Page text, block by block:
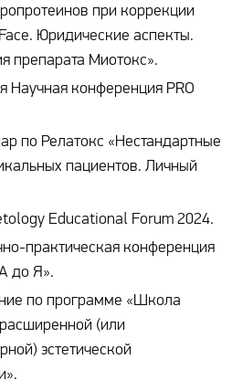
при коррекции
Юридические аспекты.
препарата Миотокс».
Научная конференция PRO
по Релатокс «Нестандартные
пациентов. Личный
Educational Forum 2024.
практическая конференция
до Я».
по программе «Школа
(или
эстетической